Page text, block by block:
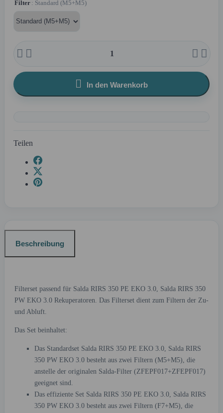
Filter : Standard (M5+M5)
   
 In den Warenkorb
Teilen
Beschreibung
Filterset passend für Salda RIRS 350 PE EKO 3.0, Salda RIRS 350
PW EKO 3.0 Rekuperatoren. Das Filterset dient zum Filtern der Zu-
und Abluft.
Das Set beinhaltet:
Das Standardset Salda RIRS 350 PE EKO 3.0, Salda RIRS
350 PW EKO 3.0 besteht aus zwei Filtern (M5+M5), die
anstelle der originalen Salda-Filter (ZFEPF017+ZFEPF017)
geeignet sind.
Das effiziente Set Salda RIRS 350 PE EKO 3.0, Salda RIRS
350 PW EKO 3.0 besteht aus zwei Filtern (F7+M5), die